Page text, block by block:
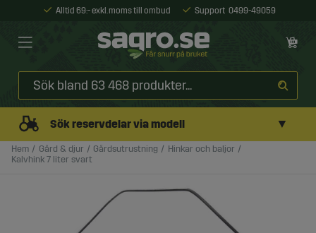
Alltid 69:- exkl. moms till ombud Support 0499-49059
Sök reservdelar via modell ▼
Hem Gård & djur Gårdsutrustning
Hinkar och baljor
Kalvhink 7 liter svart